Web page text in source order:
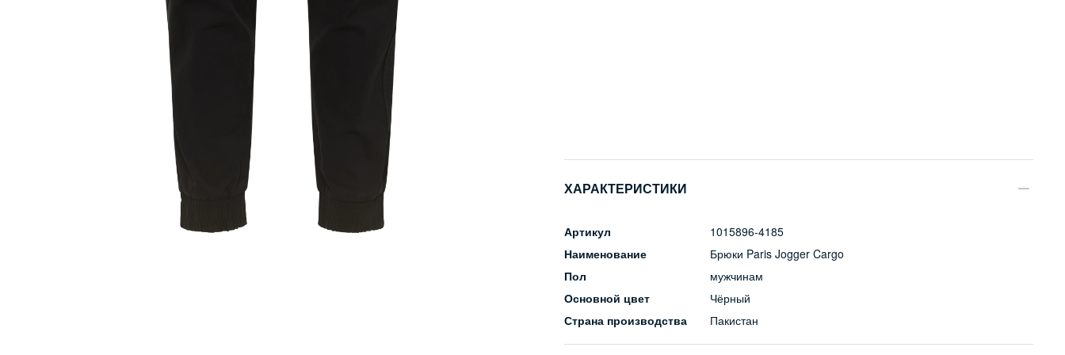
ХАРАКТЕРИСТИКИ
Артикул
1015896-4185
Наименование
Брюки Paris Jogger Cargo
Пол
мужчинам
Основной цвет
Чёрный
Страна производства
Пакистан